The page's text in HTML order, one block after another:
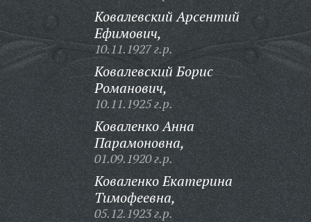
Ковалевский Арсентий
Ефимович,
10.11.1927 г.р.
Ковалевский Борис
Романович,
10.11.1925 г.р.
Коваленко Анна
Парамоновна,
01.09.1920 г.р.
Коваленко Екатерина
Тимофеевна,
05.12.1923 г.р.